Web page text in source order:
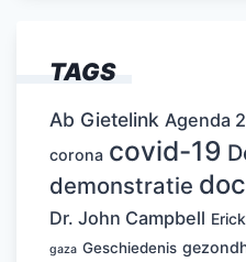
TAGS
Ab Gietelink Agenda
corona covid-19
demonstratie
Dr. John Campbell
gaza Geschiedenis